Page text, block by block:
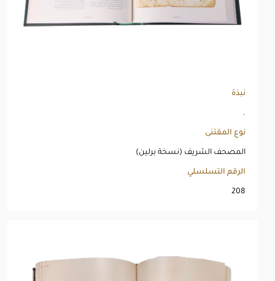
نبذة
.
نوع المقتنى
المصحف الشريف (نسخة برلين)
الرقم التسلسلي
208